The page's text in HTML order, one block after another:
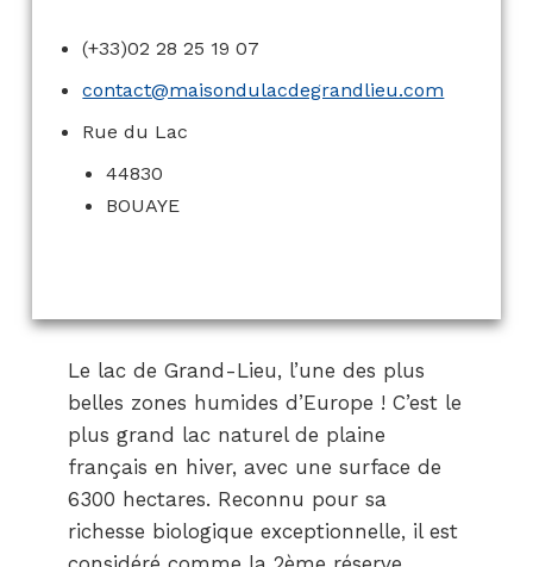
(+33)02 28 25 19 07
contact@maisondulacdegrandlieu.com
Rue du Lac
44830
BOUAYE
Le lac de Grand-Lieu, l’une des plus
belles zones humides d’Europe ! C’est le
plus grand lac naturel de plaine
français en hiver, avec une surface de
6300 hectares. Reconnu pour sa
richesse biologique exceptionnelle, il est